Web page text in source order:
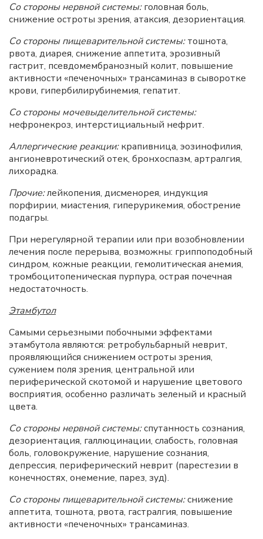
Со стороны нервной системы:головная боль,
снижение остроты зрения, атаксия, дезориентация.
Со стороны пищеварительной системы:тошнота,
рвота, диарея, снижение аппетита, эрозивный
гастрит, псевдомембранозный колит, повышение
активности «печеночных» трансаминаз в сыворотке
крови, гипербилирубинемия, гепатит.
Со стороны мочевыделительной системы:
нефронекроз, интерстициальный нефрит.
Аллергические реакции:крапивница, эозинофилия,
ангионевротический отек, бронхоспазм, артралгия,
лихорадка.
Прочие:лейкопения, дисменорея, индукция
порфирии, миастения, гиперурикемия, обострение
подагры.
При нерегулярной терапии или при возобновлении
лечения после перерыва, возможны: гриппоподобный
синдром, кожные реакции, гемолитическая анемия,
тромбоцитопеническая пурпура, острая почечная
недостаточность.
Этамбутол
Самыми серьезными побочными эффектами
этамбутола являются: ретробульбарный неврит,
проявляющийся снижением остроты зрения,
сужением поля зрения, центральной или
периферической скотомой и нарушение цветового
восприятия, особенно различать зеленый и красный
цвета.
Со стороны нервной системы:спутанность сознания,
дезориентация, галлюцинации, слабость, головная
боль, головокружение, нарушение сознания,
депрессия, периферический неврит (парестезии в
конечностях, онемение, парез, зуд).
Со стороны пищеварительной системы:снижение
аппетита, тошнота, рвота, гастралгия, повышение
активности «печеночных» трансаминаз.